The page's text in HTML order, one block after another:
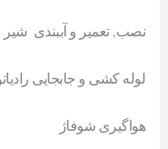
نصب, تعمیر و آببندی شیر
لوله کشی و جابجایی
هواگیری شوفاژ